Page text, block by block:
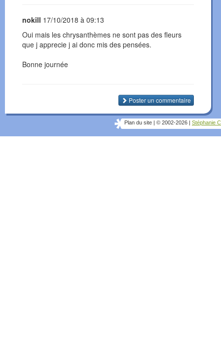
nokill 17/10/2018 à 09:13
Oui mais les chrysanthèmes ne sont pas des fleurs
que j apprecie j ai donc mis des pensées.
Bonne journée
Poster un commentaire
Plan du site | © 2002-2026 | Stéphanie C